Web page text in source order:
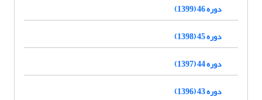
دوره 46 (1399)
دوره 45 (1398)
دوره 44 (1397)
دوره 43 (1396)